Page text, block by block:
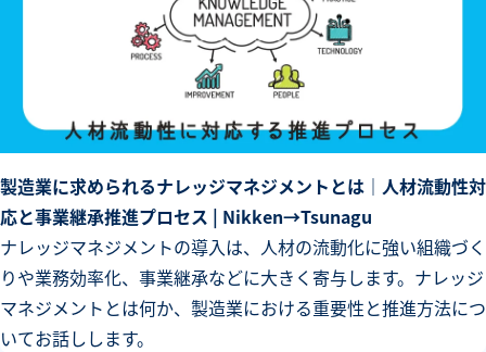
製造業に求められるナレッジマネジメントとは｜人材流動性対
応と事業継承推進プロセス | Nikken→Tsunagu
ナレッジマネジメントの導入は、人材の流動化に強い組織づく
りや業務効率化、事業継承などに大きく寄与します。ナレッジ
マネジメントとは何か、製造業における重要性と推進方法につ
いてお話しします。